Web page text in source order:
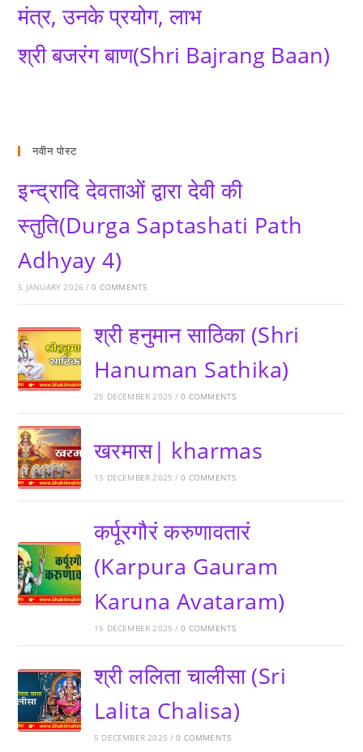
मंत्र, उनके प्रयोग, लाभ
श्री बजरंग बाण(Shri Bajrang Baan)
नवीन पोस्ट
इन्द्रादि देवताओं द्वारा देवी की
स्तुति(Durga Saptashati Path
Adhyay 4)
5 JANUARY 2026 / 0 COMMENTS
श्री हनुमान साठिका (Shri
Hanuman Sathika)
25 DECEMBER 2025 / 0 COMMENTS
खरमास| kharmas
15 DECEMBER 2025 / 0 COMMENTS
कर्पूरगौरं करुणावतारं
(Karpura Gauram
Karuna Avataram)
15 DECEMBER 2025 / 0 COMMENTS
श्री ललिता चालीसा (Sri
Lalita Chalisa)
5 DECEMBER 2025 / 0 COMMENTS